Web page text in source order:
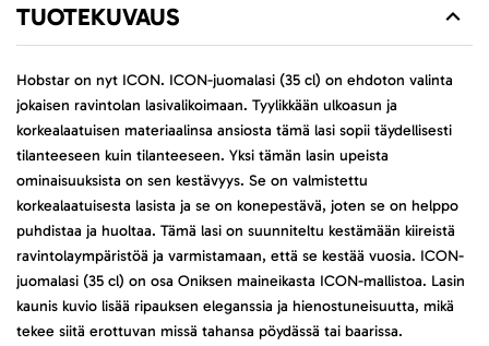
TUOTEKUVAUS
Hobstar on nyt ICON. ICON-juomalasi (35 cl) on ehdoton valinta
jokaisen ravintolan lasivalikoimaan. Tyylikkään ulkoasun ja
korkealaatuisen materiaalinsa ansiosta tämä lasi sopii täydellisesti
tilanteeseen kuin tilanteeseen. Yksi tämän lasin upeista
ominaisuuksista on sen kestävyys. Se on valmistettu
korkealaatuisesta lasista ja se on konepestävä, joten se on helppo
puhdistaa ja huoltaa. Tämä lasi on suunniteltu kestämään kiireistä
ravintolaympäristöä ja varmistamaan, että se kestää vuosia. ICON-
juomalasi (35 cl) on osa Oniksen maineikasta ICON-mallistoa. Lasin
kaunis kuvio lisää ripauksen eleganssia ja hienostuneisuutta, mikä
tekee siitä erottuvan missä tahansa pöydässä tai baarissa.